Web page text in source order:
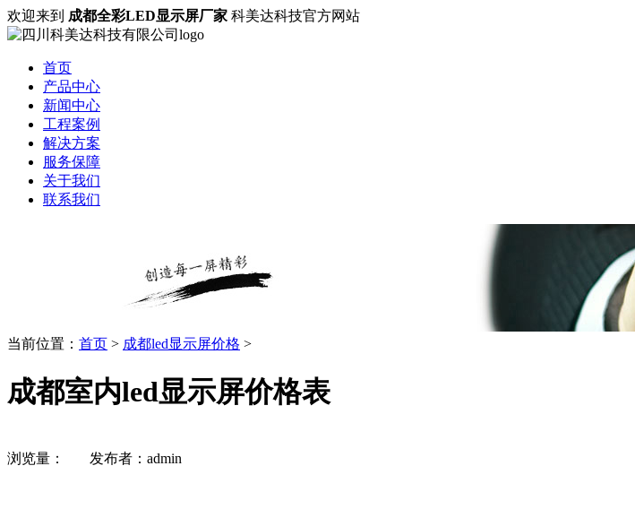
欢迎来到 成都全彩LED显示屏厂家 科美达科技官方网站
首页
产品中心
新闻中心
工程案例
解决方案
服务保障
关于我们
联系我们
当前位置： 首页 > 成都led显示屏价格 >
成都室内led显示屏价格表
浏览量： 发布者：admin